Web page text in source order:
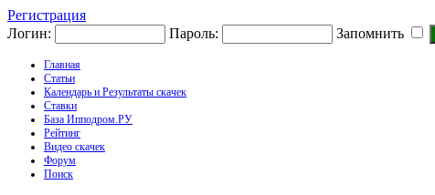
Регистрация
Логин:
Пароль: Запомнить
Главная
Статьи
Календарь и Результаты скачек
Ставки
База Ипподром.РУ
Рейтинг
Видео скачек
Форум
Поиск